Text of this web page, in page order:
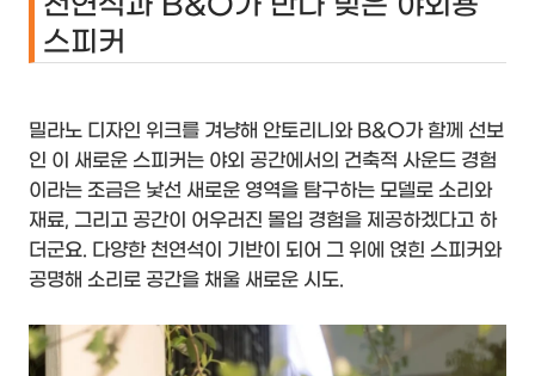
스피커
밀라노 디자인 위크를 겨냥해 안토리니와 B&O가 함께 선보
인 이 새로운 스피커는 야외 공간에서의 건축적 사운드 경험
이라는 조금은 낯선 새로운 영역을 탐구하는 모델로 소리와
재료, 그리고 공간이 어우러진 몰입 경험을 제공하겠다고 하
더군요. 다양한 천연석이 기반이 되어 그 위에 얹힌 스피커와
공명해 소리로 공간을 채울 새로운 시도.